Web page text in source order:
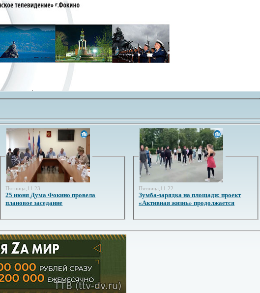
Пятница,11:23
25 июня Дума Фокино провела
плановое заседание
Пятница,11:22
Зумба-зарядка на площади: проект
«Активная жизнь» продолжается